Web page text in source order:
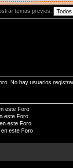
temas previos:
No hay usuarios
este Foro
este Foro
este Foro
este Foro